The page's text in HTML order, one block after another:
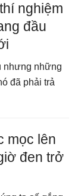
nghiệm
đầu
nhưng những
đã phải trả
mọc lên
đen trở